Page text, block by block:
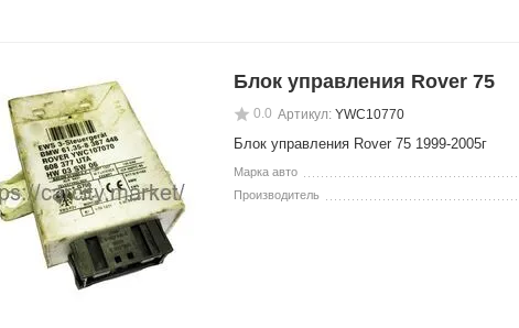
Блок управления Rover 75
0.0 Артикул: YWC10770
Блок управления Rover 75 1999-2005г
Марка авто
Производитель